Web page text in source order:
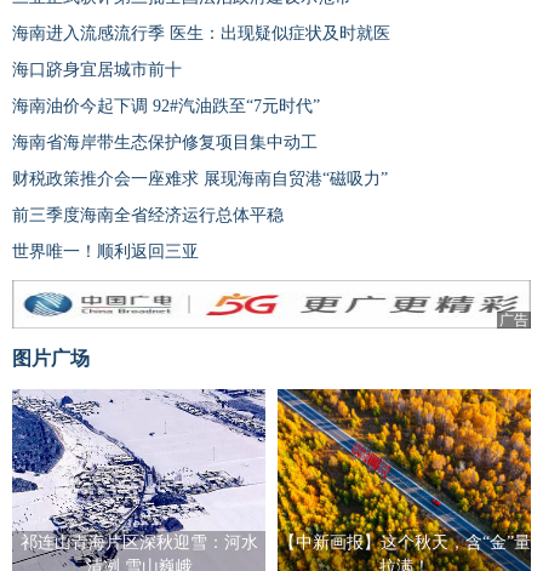
海南进入流感流行季 医生：出现疑似症状及时就医
海口跻身宜居城市前十
海南油价今起下调 92#汽油跌至“7元时代”
海南省海岸带生态保护修复项目集中动工
财税政策推介会一座难求 展现海南自贸港“磁吸力”
前三季度海南全省经济运行总体平稳
世界唯一！顺利返回三亚
广告
图片广场
祁连山青海片区深秋迎雪：河水
清冽 雪山巍峨
【中新画报】这个秋天，含“金”量
拉满！